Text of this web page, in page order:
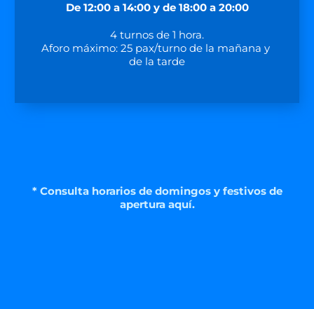
De 12:00 a 14:00 y de 18:00 a 20:00
4 turnos de 1 hora.
Aforo máximo: 25 pax/turno de la mañana y
de la tarde
* Consulta horarios de domingos y festivos de
apertura aquí.